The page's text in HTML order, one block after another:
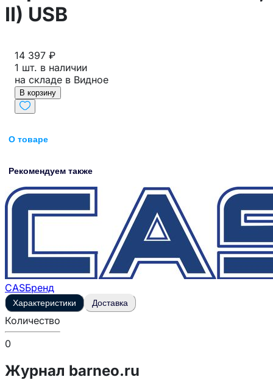
II) USB
14 397 ₽
1 шт. в наличии
на складе в Видное
В корзину
О товаре
Рекомендуем также
CASБренд
Характеристики Доставка
Количество
0
Журнал barneo.ru